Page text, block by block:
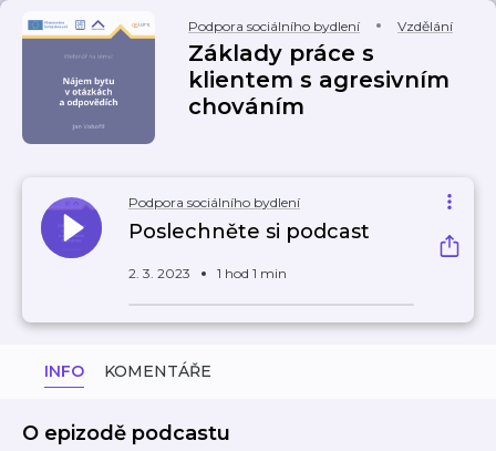
Podpora sociálního bydlení Vzdělání
Základy práce s
klientem s agresivním
chováním
Podpora sociálního bydlení
Poslechněte si podcast
2. 3. 2023 1 hod 1 min
INFO KOMENTÁŘE
O epizodě podcastu